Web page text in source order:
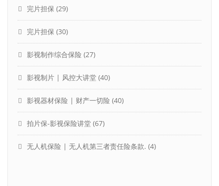
完片担保 (29)
完片担保 (30)
影视制作综合保险 (27)
影视制片 | 风控大讲堂 (40)
影视器材保险 | 财产一切险 (40)
拍片保-影视保险讲堂 (67)
无人机保险 | 无人机第三者责任险条款. (4)